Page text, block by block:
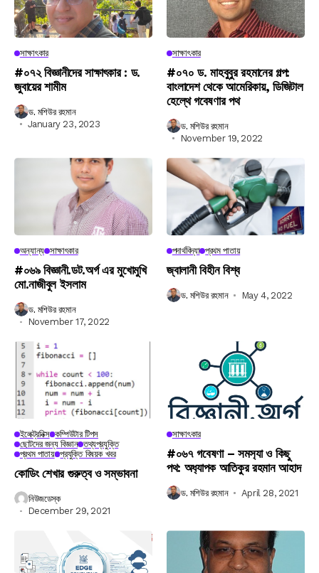
সাক্ষাৎকার
#০৭২ বিজ্ঞানীদের সাক্ষাৎকার : ড.
জুবায়ের শামীম
ড. মশিউর রহমান
January 23, 2023
সাক্ষাৎকার
#০৭০ ড. মাহবুবুর রহমানের গল্প:
বাংলাদেশ থেকে আমেরিকায়, ডিজিটাল
হেল্থে গবেষণার পথ
ড. মশিউর রহমান
November 19, 2022
অন্যান্য সাক্ষাৎকার
#০৬৯ বিজ্ঞানী.ডট.অর্গ এর মুখোমুখি
মো.নাজীবুল ইসলাম
ড. মশিউর রহমান
November 17, 2022
পদার্থবিদ্যা প্রথম পাতায়
জ্বালানী বিহীন বিশ্ব
ড. মশিউর রহমান May 4, 2022
ইলেক্ট্রনিক্স কম্পিউটার টিপস
ছোটদের জন্য বিজ্ঞান তথ্যপ্রযুক্তি
প্রথম পাতায় প্রযুক্তি বিষয়ক খবর
কোডিং শেখার গুরুত্ব ও সম্ভাবনা
নিউজডেস্ক
December 29, 2021
সাক্ষাৎকার
#০৬৭ গবেষণা – সমস‍্যা ও কিছু
পথ: অধ‍্যাপক আতিকুর রহমান আহাদ
ড. মশিউর রহমান April 28, 2021